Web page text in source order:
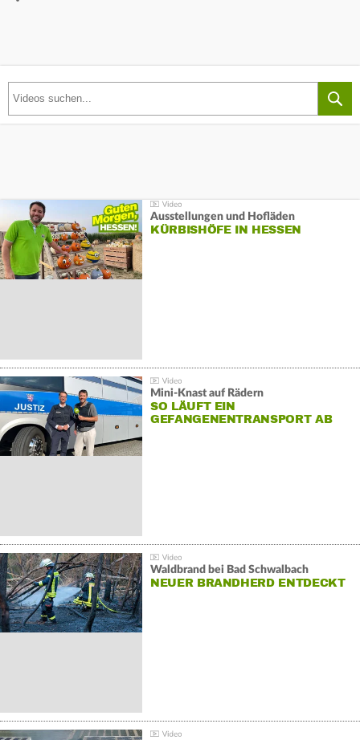
Ausstellungen und Hofläden
KÜRBISHÖFE IN HESSEN
Mini-Knast auf Rädern
SO LÄUFT EIN
GEFANGENENTRANSPORT AB
Waldbrand bei Bad Schwalbach
NEUER BRANDHERD ENTDECKT